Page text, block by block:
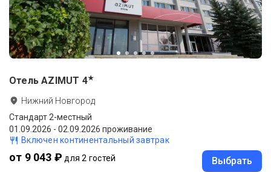
Отель AZIMUT 4★
Нижний Новгород
Стандарт 2-местный
01.09.2026 - 02.09.2026 проживание
Включен континентальный завтрак
от 9 043 ₽ для 2 гостей Выбрать